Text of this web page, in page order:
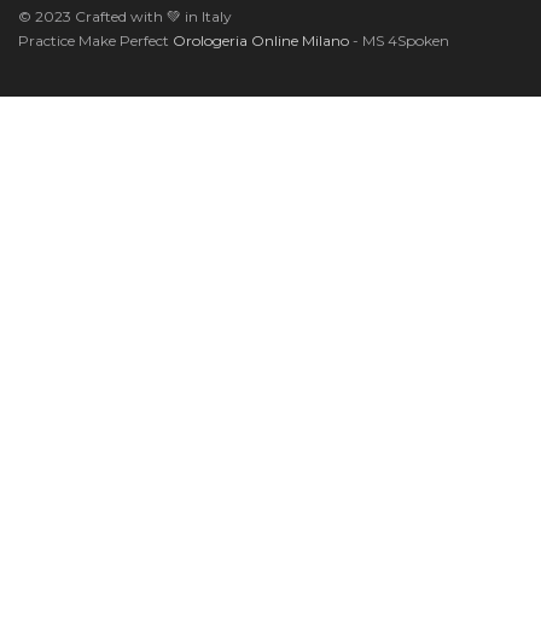
© 2023 Crafted with 💚 in Italy
Practice Make Perfect Orologeria Online Milano - MS 4Spoken